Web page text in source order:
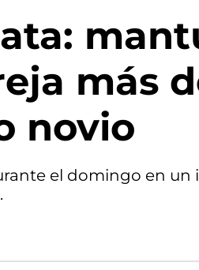
más
novio
el domingo en un